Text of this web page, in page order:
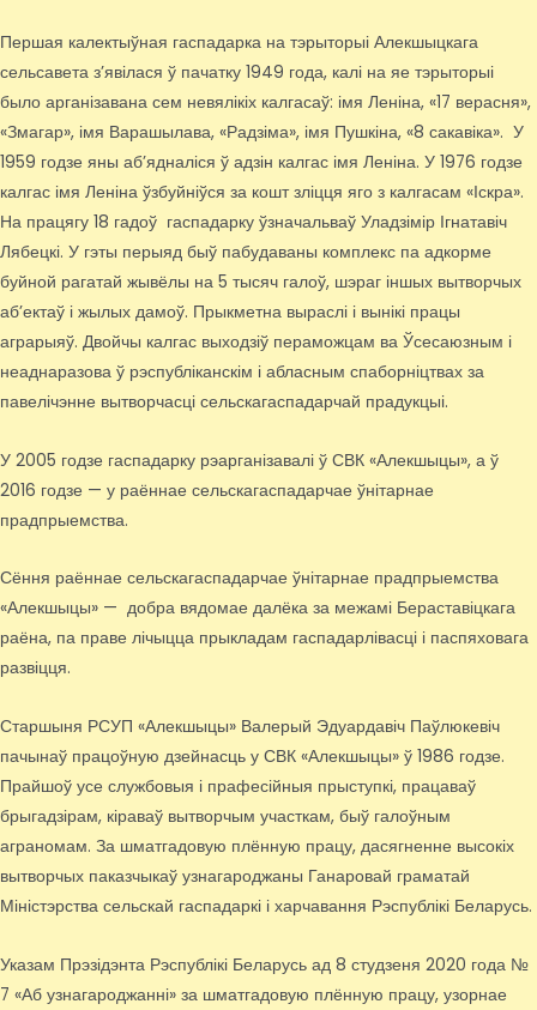
Першая калектыўная гаспадарка на тэрыторыі Алекшыцкага
сельсавета з’явілася ў пачатку 1949 года, калі на яе тэрыторыі
было арганізавана сем невялікіх калгасаў: імя Леніна, «17 верасня»,
«Змагар», імя Варашылава, «Радзіма», імя Пушкіна, «8 сакавіка». У
1959 годзе яны аб’ядналіся ў адзін калгас імя Леніна. У 1976 годзе
калгас імя Леніна ўзбуйніўся за кошт зліцця яго з калгасам «Іскра».
На працягу 18 гадоў гаспадарку ўзначальваў Уладзімір Ігнатавіч
Лябецкі. У гэты перыяд быў пабудаваны комплекс па адкорме
буйной рагатай жывёлы на 5 тысяч галоў, шэраг іншых вытворчых
аб’ектаў і жылых дамоў. Прыкметна выраслі і вынікі працы
аграрыяў. Двойчы калгас выходзіў пераможцам ва Ўсесаюзным і
неаднаразова ў рэспубліканскім і абласным спаборніцтвах за
павелічэнне вытворчасці сельскагаспадарчай прадукцыі.
У 2005 годзе гаспадарку рэарганізавалі ў СВК «Алекшыцы», а ў
2016 годзе — у раённае сельскагаспадарчае ўнітарнае
прадпрыемства.
Сёння раённае сельскагаспадарчае ўнітарнае прадпрыемства
«Алекшыцы» — добра вядомае далёка за межамі Бераставіцкага
раёна, па праве лічыцца прыкладам гаспадарлівасці і паспяховага
развіцця.
Старшыня РСУП «Алекшыцы» Валерый Эдуардавіч Паўлюкевіч
пачынаў працоўную дзейнасць у СВК «Алекшыцы» ў 1986 годзе.
Прайшоў усе службовыя і прафесійныя прыступкі, працаваў
брыгадзірам, кіраваў вытворчым участкам, быў галоўным
аграномам. За шматгадовую плённую працу, дасягненне высокіх
вытворчых паказчыкаў узнагароджаны Ганаровай граматай
Міністэрства сельскай гаспадаркі і харчавання Рэспублікі Беларусь.
Указам Прэзідэнта Рэспублікі Беларусь ад 8 студзеня 2020 года №
7 «Аб узнагароджанні» за шматгадовую плённую працу, узорнае